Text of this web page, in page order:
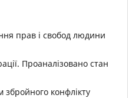
прав і свобод людини
Проаналізовано стан
збройного конфлікту